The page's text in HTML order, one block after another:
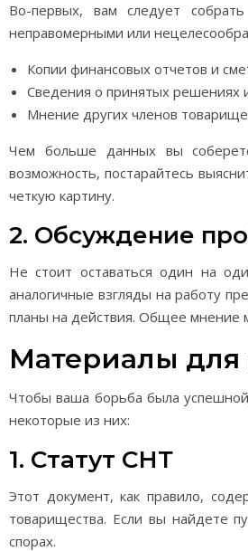
Во-первых, вам следует
неправомерными или
Копии финансовых отчетов и
Сведения о принятых решениях
Мнение других членов
Чем больше данных вы
возможность, постарайтесь
четкую картину.
2. Обсуждение
Не стоит оставаться один на
аналогичные взгляды на работу
планы на действия. Общее мнение
Материалы
Чтобы ваша борьба была
некоторые из них:
1. Статут СНТ
Этот документ, как правило,
товарищества. Если вы найдете
спорах.